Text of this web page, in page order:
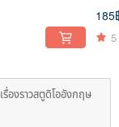
185
5
องราวสตูดิโออังกฤษ